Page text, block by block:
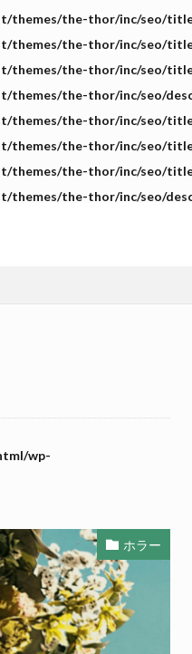
themes/the-thor/inc/seo/
themes/the-thor/inc/seo/
themes/the-thor/inc/seo/
themes/the-thor/inc/seo/
themes/the-thor/inc/seo/
themes/the-thor/inc/seo/
themes/the-thor/inc/seo/
themes/the-thor/inc/seo/
wp-
ホラー